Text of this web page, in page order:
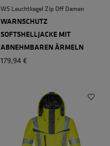
WS Leuchtkegel Zip Off Damen
WARNSCHUTZ
SOFTSHELLJACKE MIT
ABNEHMBAREN ÄRMELN
179,94 €